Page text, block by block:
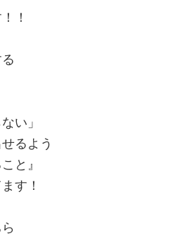
！
い」
るよう
と』
す！